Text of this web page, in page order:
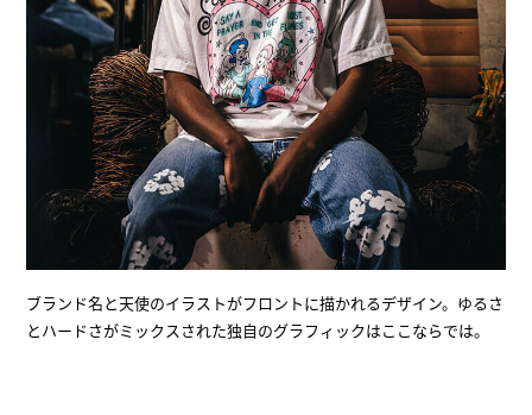
ブランド名と天使のイラストがフロントに描かれるデザイン。ゆるさ
とハードさがミックスされた独自のグラフィックはここならでは。